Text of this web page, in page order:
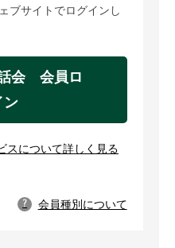
ブサイトでログインし
会 会員ロ
ン
スについて詳しく見る
? 会員種別について